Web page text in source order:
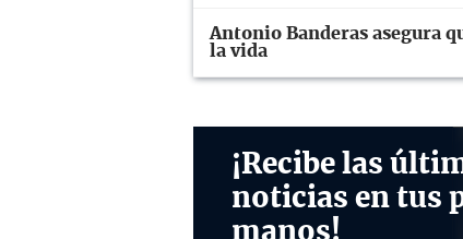
Antonio Banderas asegura
la vida
¡Recibe las
noticias en tus
manos!